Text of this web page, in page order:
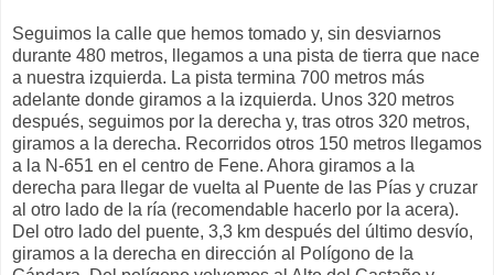
Seguimos la calle que hemos tomado y, sin desviarnos
durante 480 metros, llegamos a una pista de tierra que nace
a nuestra izquierda. La pista termina 700 metros más
adelante donde giramos a la izquierda. Unos 320 metros
después, seguimos por la derecha y, tras otros 320 metros,
giramos a la derecha. Recorridos otros 150 metros llegamos
a la N-651 en el centro de Fene. Ahora giramos a la
derecha para llegar de vuelta al Puente de las Pías y cruzar
al otro lado de la ría (recomendable hacerlo por la acera).
Del otro lado del puente, 3,3 km después del último desvío,
giramos a la derecha en dirección al Polígono de la